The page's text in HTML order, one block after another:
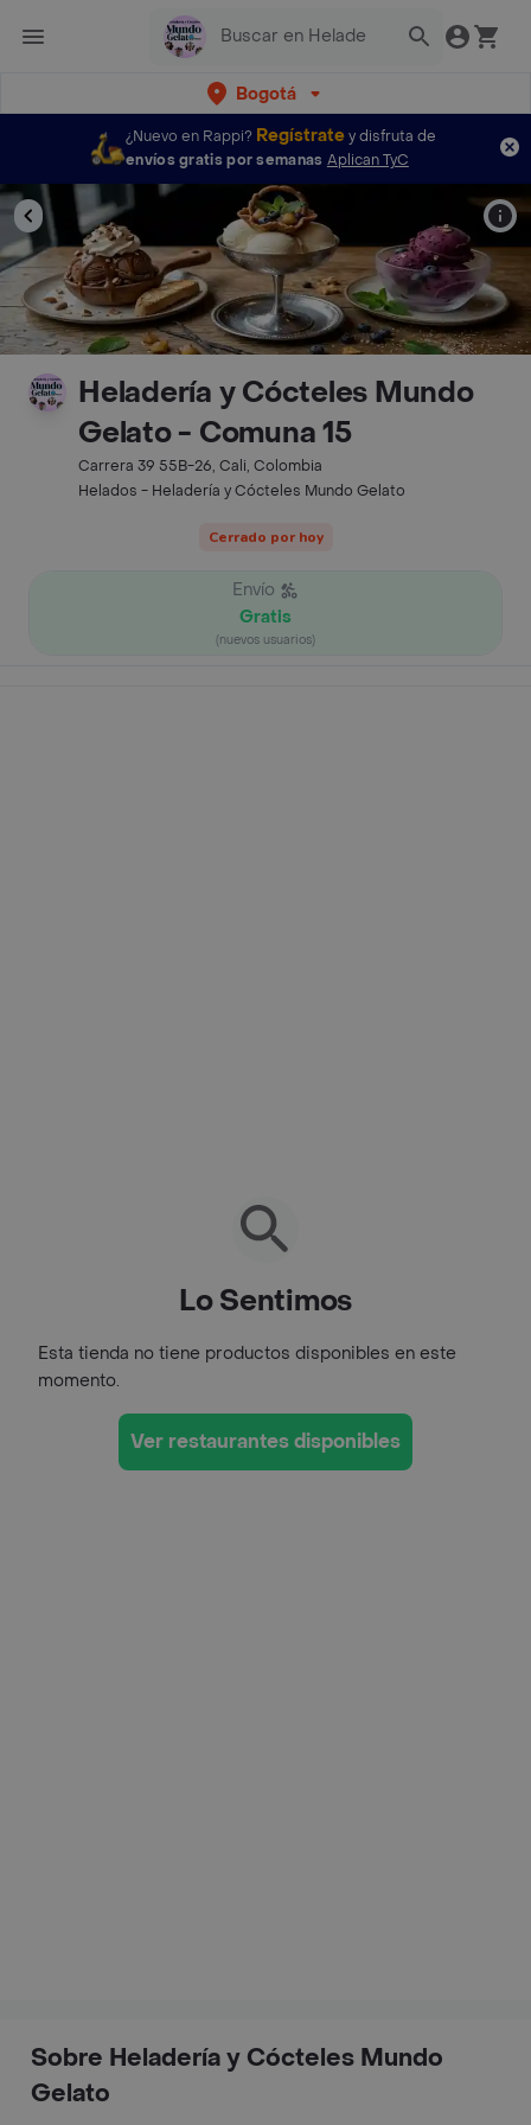
Bogotá
¿Nuevo en Rappi? Regístratey disfruta de
envíos gratis por semanas Aplican TyC
Heladería y Cócteles Mundo
Gelato - Comuna 15
Carrera 39 55B-26, Cali, Colombia
Helados - Heladería y Cócteles Mundo Gelato
Cerrado por hoy
Envío
Gratis
(nuevos usuarios)
Lo Sentimos
Esta tienda no tiene productos disponibles en este
momento.
Ver restaurantes disponibles
Sobre Heladería y Cócteles Mundo
Gelato